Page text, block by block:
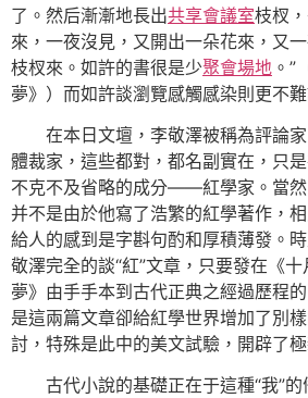
了。然后漸漸地長出共享會議室枝杈
來，一夜沒見，又開出一朵花來，又
枝杈來。如許的書很是少聚會場地 。”
夢》）而如許談瀏覽感觸感染則更不
在本日文壇，李敬澤被稱為評論
體裁家，這些都對，都名副實在，只
不克不及省略的成分——紅學家。當
并不是由於他寫了浩繁的紅學著作，
給人的感到是字斟句酌和厚積薄發。
敬澤完全的談“紅”文章，只要發在《
夢》由手手本到古代正典之經過歷程
是這兩篇文章卻給紅學世界增加了別
討，特殊是此中的美文試驗，開辟了
古代小說的基礎正在于這種“我”